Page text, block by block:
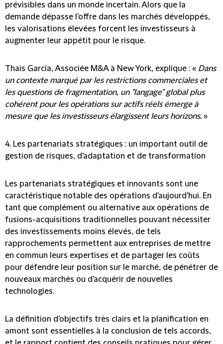
prévisibles dans un monde incertain. Alors que la
demande dépasse l'offre dans les marchés développés,
les valorisations élevées forcent les investisseurs à
augmenter leur appétit pour le risque.
Thais Garcia, Associée M&A à New York, explique : « Dans
un contexte marqué par les restrictions commerciales et
les questions de fragmentation, un "langage" global plus
cohérent pour les opérations sur actifs réels émerge à
mesure que les investisseurs élargissent leurs horizons. »
4. Les partenariats stratégiques : un important outil de
gestion de risques, d'adaptation et de transformation
Les partenariats stratégiques et innovants sont une
caractéristique notable des opérations d'aujourd'hui. En
tant que complément ou alternative aux opérations de
fusions-acquisitions traditionnelles pouvant nécessiter
des investissements moins élevés, de tels
rapprochements permettent aux entreprises de mettre
en commun leurs expertises et de partager les coûts
pour défendre leur position sur le marché, de pénétrer de
nouveaux marchés ou d'acquérir de nouvelles
technologies.
La définition d'objectifs très clairs et la planification en
amont sont essentielles à la conclusion de tels accords,